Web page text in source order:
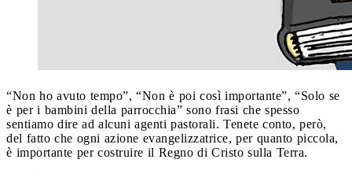
“Non ho avuto tempo”, “Non è poi così importante”, “Solo se
è per i bambini della parrocchia” sono frasi che spesso
sentiamo dire ad alcuni agenti pastorali. Tenete conto, però,
del fatto che ogni azione evangelizzatrice, per quanto piccola,
è importante per costruire il Regno di Cristo sulla Terra.